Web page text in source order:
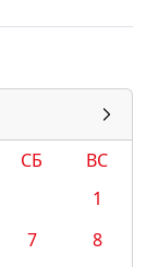
СБ
ВС
1
7
8